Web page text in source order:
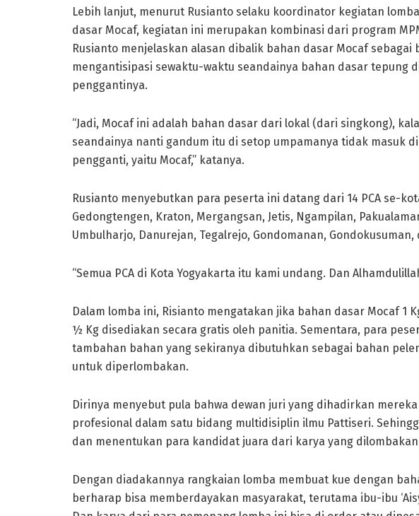
Lebih lanjut, menurut Rusianto selaku koordinator kegiatan
dasar Mocaf, kegiatan ini merupakan kombinasi dari program
Rusianto menjelaskan alasan dibalik bahan dasar Mocaf
mengantisipasi sewaktu-waktu seandainya bahan dasar tepung
penggantinya.
“Jadi, Mocaf ini adalah bahan dasar dari lokal (dari singkong),
seandainya nanti gandum itu di setop umpamanya tidak masuk
pengganti, yaitu Mocaf,” katanya.
Rusianto menyebutkan para peserta ini datang dari 14 PCA se-
Gedongtengen, Kraton, Mergangsan, Jetis, Ngampilan,
Umbulharjo, Danurejan, Tegalrejo, Gondomanan, Gondokusuman,
“Semua PCA di Kota Yogyakarta itu kami undang. Dan
Dalam lomba ini, Risianto mengatakan jika bahan dasar Mocaf 1
½ Kg disediakan secara gratis oleh panitia. Sementara, para
tambahan bahan yang sekiranya dibutuhkan sebagai bahan
untuk diperlombakan.
Dirinya menyebut pula bahwa dewan juri yang dihadirkan
profesional dalam satu bidang multidisiplin ilmu Pattiseri.
dan menentukan para kandidat juara dari karya yang
Dengan diadakannya rangkaian lomba membuat kue dengan
berharap bisa memberdayakan masyarakat, terutama ibu-ibu